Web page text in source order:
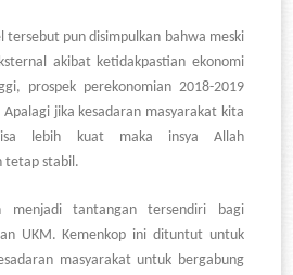
tersebut pun disimpulkan bahwa meski
akibat ketidakpastian ekonomi
prospek perekonomian 2018-2019
jika kesadaran masyarakat kita
lebih kuat maka insya Allah
tetap stabil.
menjadi tantangan tersendiri bagi
UKM. Kemenkop ini dituntut untuk
masyarakat untuk bergabung